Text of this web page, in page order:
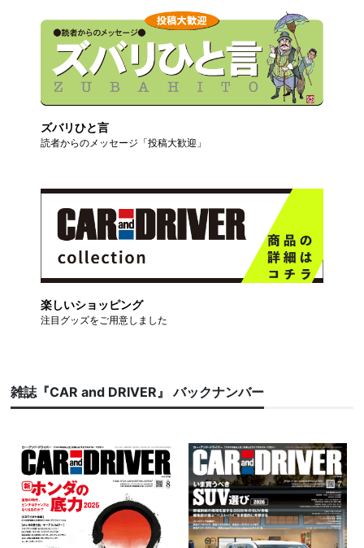
ズバリひと言
読者からのメッセージ「投稿大歓迎」
楽しいショッピング
注目グッズをご用意しました
雑誌『CAR and DRIVER』 バックナンバー